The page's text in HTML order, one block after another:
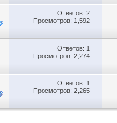
Ответов: 2
Просмотров: 1,592
Ответов: 1
Просмотров: 2,274
Ответов: 1
Просмотров: 2,265